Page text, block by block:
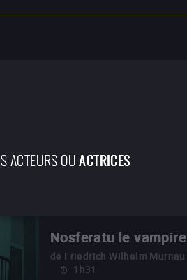
ACTEURS OUACTRICES
Nosferatu le vampire
de Friedrich Wilhelm Murnau
1h31